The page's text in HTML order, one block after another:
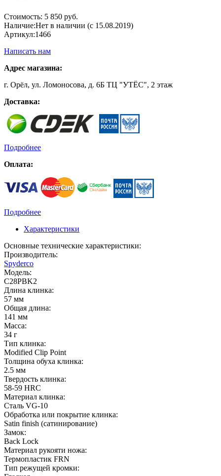
Стоимость: 5 850 руб.
Наличие:Нет в наличии (с 15.08.2019)
Артикул:1466
Написать нам
Адрес магазина:
г. Орёл, ул. Ломоносова, д. 6Б ТЦ "УТЁС", 2 этаж
Доставка:
Подробнее
Оплата:
Подробнее
Характеристики
Основные технические характеристики:
Производитель:
Spyderco
Модель:
C28PBK2
Длина клинка:
57 мм
Общая длина:
141 мм
Масса:
34 г
Тип клинка:
Modified Clip Point
Толщина обуха клинка:
2.5 мм
Твердость клинка:
58-59 HRC
Материал клинка:
Сталь VG-10
Обработка или покрытие клинка:
Satin finish (cатинирование)
Замок:
Back Lock
Материал рукояти ножа:
Термопластик FRN
Тип режущей кромки: